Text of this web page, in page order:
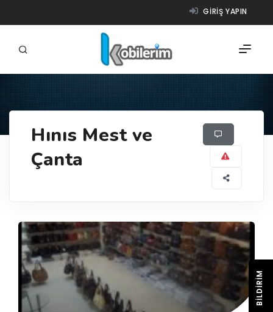
GIRIŞ YAPIN
ÜRÜNLER
Hınıs Mest ve
Çanta
BILDIRIM